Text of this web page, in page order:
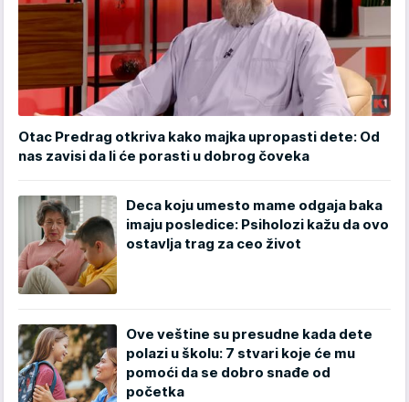
Otac Predrag otkriva kako majka upropasti dete: Od
nas zavisi da li će porasti u dobrog čoveka
Deca koju umesto mame odgaja baka
imaju posledice: Psiholozi kažu da ovo
ostavlja trag za ceo život
Ove veštine su presudne kada dete
polazi u školu: 7 stvari koje će mu
pomoći da se dobro snađe od
početka